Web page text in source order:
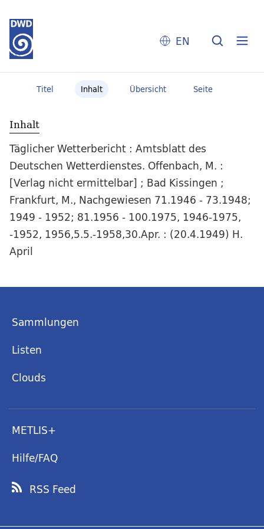
EN
Titel Inhalt Übersicht Seite
Inhalt
Täglicher Wetterbericht : Amtsblatt des
Deutschen Wetterdienstes. Offenbach, M. :
[Verlag nicht ermittelbar] ; Bad Kissingen ;
Frankfurt, M., Nachgewiesen 71.1946 - 73.1948;
1949 - 1952; 81.1956 - 100.1975, 1946-1975,
-1952, 1956,5.5.-1958,30.Apr. : (20.4.1949) H.
April
Sammlungen
Listen
Clouds
METLIS+
Hilfe/FAQ
RSS Feed